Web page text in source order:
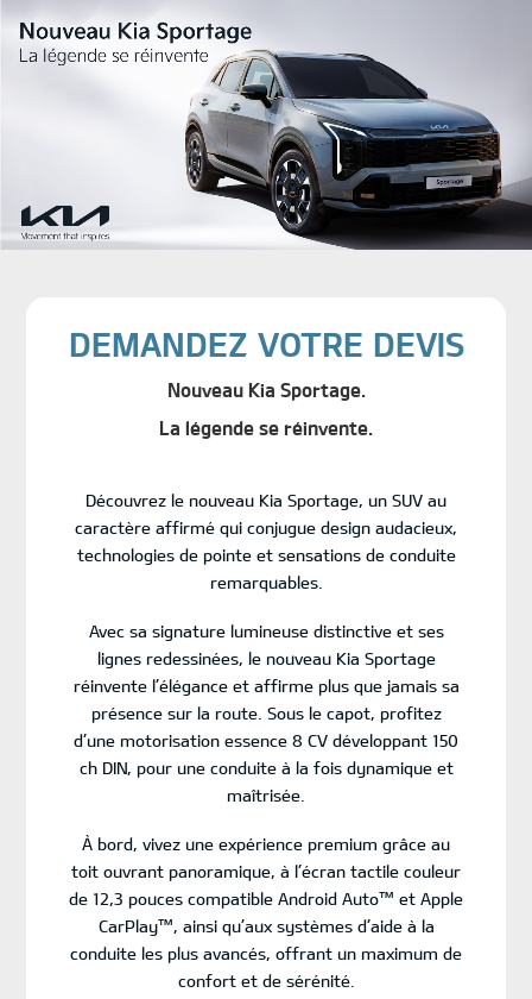
Aller
au
contenu
principal
DEMANDEZ VOTRE DEVIS
Nouveau Kia Sportage.
La légende se réinvente.
Découvrez le nouveau Kia Sportage, un SUV au
caractère affirmé qui conjugue design audacieux,
technologies de pointe et sensations de conduite
remarquables.
Avec sa signature lumineuse distinctive et ses
lignes redessinées, le nouveau Kia Sportage
réinvente l’élégance et affirme plus que jamais sa
présence sur la route. Sous le capot, profitez
d’une motorisation essence 8 CV développant 150
ch DIN, pour une conduite à la fois dynamique et
maîtrisée.
À bord, vivez une expérience premium grâce au
toit ouvrant panoramique, à l’écran tactile couleur
de 12,3 pouces compatible Android Auto™ et Apple
CarPlay™, ainsi qu’aux systèmes d’aide à la
conduite les plus avancés, offrant un maximum de
confort et de sérénité.